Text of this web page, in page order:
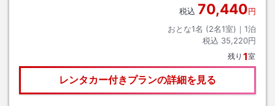
税込 70,440円
おとな1名 (2名1室)｜ 1泊
税込 35,220円
残り 1室
レンタカー付きプランの詳細を見る